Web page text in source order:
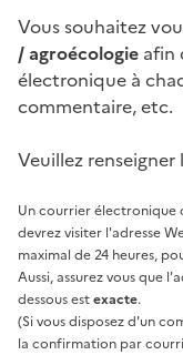
Vous souhaitez
/ agroécologie afin
électronique à
commentaire, etc.
Veuillez
Un courrier électronique
devrez visiter l'adresse
maximal de 24 heures,
Aussi, assurez vous que
dessous estexacte.
(Si vous disposez d'un
la confirmation par